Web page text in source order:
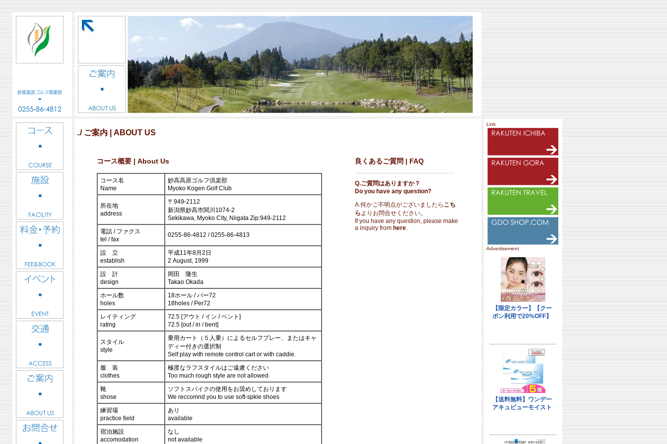
../ ご案内 | ABOUT US
コース概要 | About Us
コース名
Name
妙高高原ゴルフ倶楽部
Myoko Kogen Golf Club
所在地
address
〒949-2112
新潟県妙高市関川1074-2
Sekikawa, Myoko City, Niigata Zip:949-2112
電話 / ファクス
tel / fax
0255-86-4812 / 0255-86-4813
設 立
establish
平成11年8月2日
2 August, 1999
設 計
design
岡田 隆生
Takao Okada
ホール数
holes
18ホール / パー72
18holes / Per72
レイティング
rating
72.5 [アウト / イン / ベント]
72.5 [out / in / bent]
スタイル
style
乗用カート（５人乗）によるセルフプレー、またはキャ
ディー付きの選択制
Self play with remote control cart or with caddie.
服 装
clothes
極度なラフスタイルはご遠慮ください
Too much rough style are not allowed
靴
shose
ソフトスパイクの使用をお奨めしております
We reccomnd you to use soft-spkie shoes
練習場
practice field
あり
available
宿泊施設
accomodation
なし
not available
良くあるご質問 | FAQ
Q.ご質問はありますか？
Do you have any question?
A.何かご不明点がございましたら こち
ら よりお問合せください。
If you have any question, please make
a inquiry from here
Link
Advertisement